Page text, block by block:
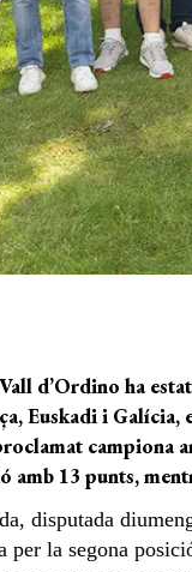
d’Ordino ha
Euskadi i
campiona
amb 13 punts,
disputada
per la segona